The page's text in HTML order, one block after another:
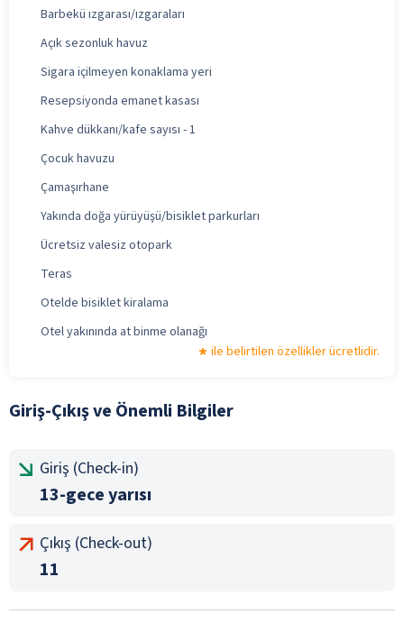
Barbekü ızgarası/ızgaraları
Açık sezonluk havuz
Sigara içilmeyen konaklama yeri
Resepsiyonda emanet kasası
Kahve dükkanı/kafe sayısı - 1
Çocuk havuzu
Çamaşırhane
Yakında doğa yürüyüşü/bisiklet parkurları
Ücretsiz valesiz otopark
Teras
Otelde bisiklet kiralama
Otel yakınında at binme olanağı
ile belirtilen özellikler ücretlidir.
Giriş-Çıkış ve Önemli Bilgiler
Giriş (Check-in)
13-gece yarısı
Çıkış (Check-out)
11